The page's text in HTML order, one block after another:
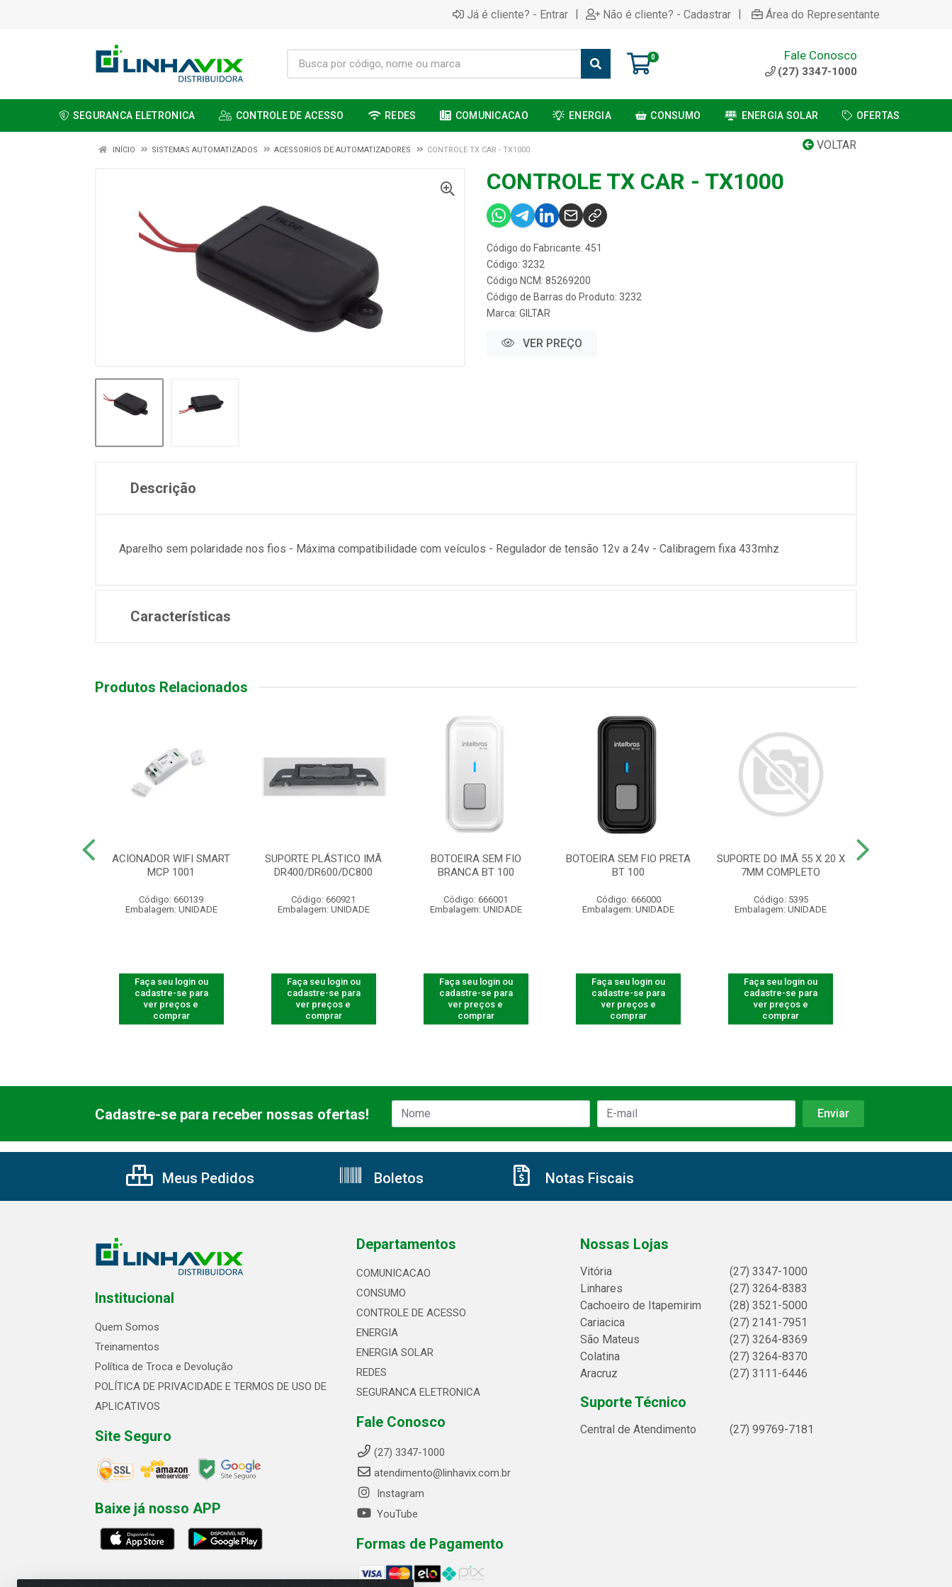
Já é cliente? - Entrar | Não é cliente? - Cadastrar | Área do Representante
0 Fale Conosco
(27) 3347-1000
SEGURANCA ELETRONICA CONTROLE DE ACESSO REDES COMUNICACAO ENERGIA CONSUMO ENERGIA SOLAR OFERTAS
VOLTAR
INÍCIO SISTEMAS AUTOMATIZADOS ACESSORIOS DE AUTOMATIZADORES CONTROLE TX CAR - TX1000
CONTROLE TX CAR - TX1000
Código do Fabricante: 451
Código: 3232
Código NCM: 85269200
Código de Barras do Produto: 3232
Marca: GILTAR
VER PREÇO
Descrição
Aparelho sem polaridade nos fios - Máxima compatibilidade com veículos - Regulador de tensão 12v a 24v - Calibragem fixa 433mhz
Características
Produtos Relacionados
ACIONADOR WIFI SMART
MCP 1001
Código: 660139
Embalagem: UNIDADE
Faça seu login ou
cadastre-se para
ver preços e
comprar
SUPORTE PLÁSTICO IMÃ
DR400/DR600/DC800
Código: 660921
Embalagem: UNIDADE
Faça seu login ou
cadastre-se para
ver preços e
comprar
BOTOEIRA SEM FIO
BRANCA BT 100
Código: 666001
Embalagem: UNIDADE
Faça seu login ou
cadastre-se para
ver preços e
comprar
BOTOEIRA SEM FIO PRETA
BT 100
Código: 666000
Embalagem: UNIDADE
Faça seu login ou
cadastre-se para
ver preços e
comprar
SUPORTE DO IMÃ 55 X 20 X
7MM COMPLETO
Código: 5395
Embalagem: UNIDADE
Faça seu login ou
cadastre-se para
ver preços e
comprar
Cadastre-se para receber nossas ofertas!
Meus Pedidos Boletos Notas Fiscais
Institucional
Quem Somos
Treinamentos
Política de Troca e Devolução
POLÍTICA DE PRIVACIDADE E TERMOS DE USO DE
APLICATIVOS
Site Seguro
Baixe já nosso APP
Departamentos
COMUNICACAO
CONSUMO
CONTROLE DE ACESSO
ENERGIA
ENERGIA SOLAR
REDES
SEGURANCA ELETRONICA
Fale Conosco
(27) 3347-1000
atendimento@linhavix.com.br
Instagram
YouTube
Formas de Pagamento
Nossas Lojas
Vitória
(27) 3347-1000
Linhares
(27) 3264-8383
Cachoeiro de Itapemirim
(28) 3521-5000
Cariacica
(27) 2141-7951
São Mateus
(27) 3264-8369
Colatina
(27) 3264-8370
Aracruz
(27) 3111-6446
Suporte Técnico
Central de Atendimento (27) 99769-7181